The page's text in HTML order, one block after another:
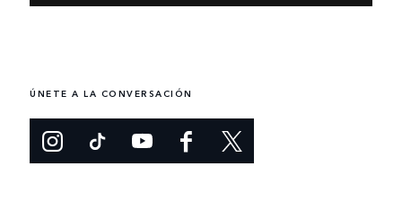
ÚNETE A LA CONVERSACIÓN